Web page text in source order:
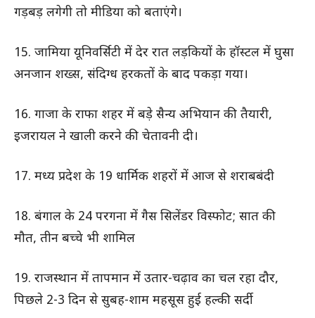
गड़बड़ लगेगी तो मीडिया को बताएंगे।
15. जामिया यूनिवर्सिटी में देर रात लड़कियों के हॉस्टल में घुसा
अनजान शख्स, संदिग्ध हरकतों के बाद पकड़ा गया।
16. गाजा के राफा शहर में बड़े सैन्य अभियान की तैयारी,
इजरायल ने खाली करने की चेतावनी दी।
17. मध्य प्रदेश के 19 धार्मिक शहरों में आज से शराबबंदी
18. बंगाल के 24 परगना में गैस सिलेंडर विस्फोट; सात की
मौत, तीन बच्चे भी शामिल
19. राजस्थान में तापमान में उतार-चढ़ाव का चल रहा दौर,
पिछले 2-3 दिन से सुबह-शाम महसूस हुई हल्की सर्दी